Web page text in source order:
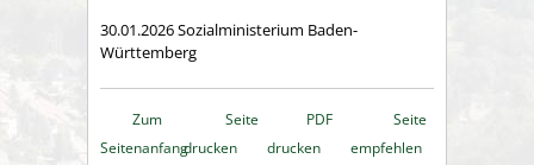
30.01.2026Sozialministerium Baden-
Württemberg
Zum
Seitenanfang
Seite
drucken
PDF
drucken
Seite
empfehlen